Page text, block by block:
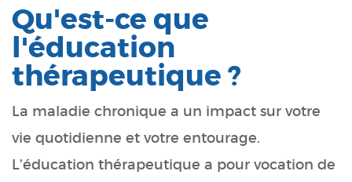
Qu'est-ce que
l'éducation
thérapeutique ?
La maladie chronique a un impact sur votre
vie quotidienne et votre entourage.
L’éducation thérapeutique a pour vocation de